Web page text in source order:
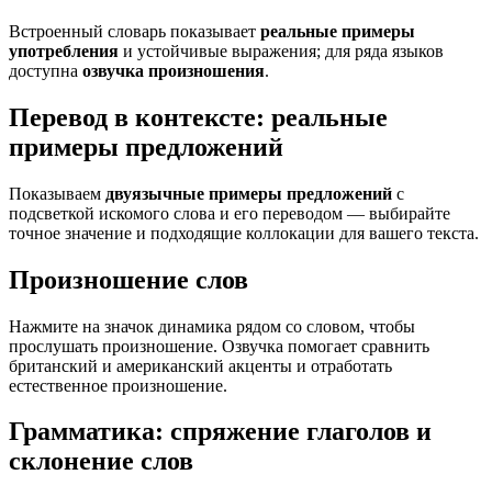
Встроенный словарь показывает реальные примеры
употребления и устойчивые выражения; для ряда языков
доступна озвучка произношения.
Перевод в контексте: реальные
примеры предложений
Показываем двуязычные примеры предложений с
подсветкой искомого слова и его переводом — выбирайте
точное значение и подходящие коллокации для вашего текста.
Произношение слов
Нажмите на значок динамика рядом со словом, чтобы
прослушать произношение. Озвучка помогает сравнить
британский и американский акценты и отработать
естественное произношение.
Грамматика: спряжение глаголов и
склонение слов